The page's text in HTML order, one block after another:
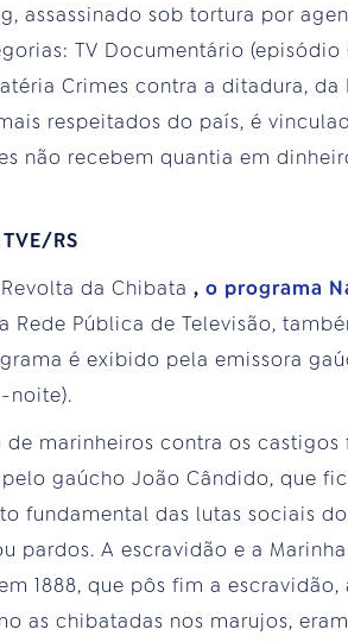
assassinado sob tortura por
TV Documentário
Crimes contra a ditadura,
respeitados do país, é
não recebem quantia em
RS
da Chibata , o programa
Rede Pública de Televisão,
é exibido pela emissora
noite).
marinheiros contra os
pelo gaúcho João Cândido, que
fundamental das lutas sociais
pardos. A escravidão e a
1888, que pôs fim a
as chibatadas nos marujos,